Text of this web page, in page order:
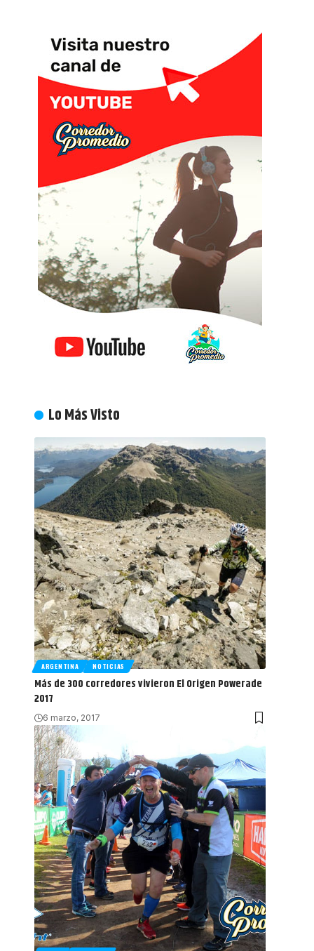
Lo Más Visto
ARGENTINA NOTICIAS
Más de 300 corredores vivieron El Origen Powerade
2017
6 marzo, 2017